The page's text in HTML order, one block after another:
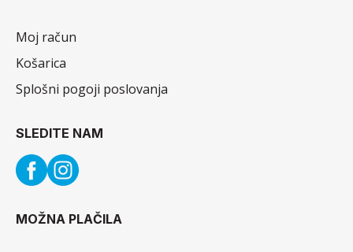
Moj račun
Košarica
Splošni pogoji poslovanja
SLEDITE NAM
MOŽNA PLAČILA